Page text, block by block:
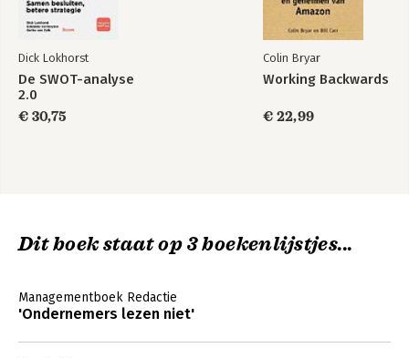
9.3 Thinking time 275
Dankwoord 281
Literatuur 283
Dick Lokhorst
De SWOT-analyse
2.0
€ 30,75
Colin Bryar
Working Backwards
€ 22,99
Dit boek staat op 3 boekenlijstjes...
Managementboek Redactie
'Ondernemers lezen niet'